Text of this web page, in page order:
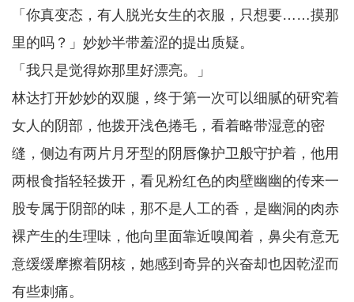
「你真变态，有人脱光女生的衣服，只想要……摸那
里的吗？」妙妙半带羞涩的提出质疑。
「我只是觉得妳那里好漂亮。」
林达打开妙妙的双腿，终于第一次可以细腻的研究着
女人的阴部，他拨开浅色捲毛，看着略带湿意的密
缝，侧边有两片月牙型的阴唇像护卫般守护着，他用
两根食指轻轻拨开，看见粉红色的肉壁幽幽的传来一
股专属于阴部的味，那不是人工的香，是幽洞的肉赤
裸产生的生理味，他向里面靠近嗅闻着，鼻尖有意无
意缓缓摩擦着阴核，她感到奇异的兴奋却也因乾涩而
有些刺痛。